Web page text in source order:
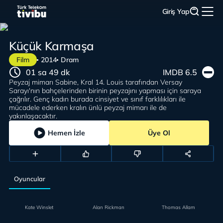
Giriş Yap
Film 2014 Dram
Küçük Karmaşa
Peyzaj mimarı Sabine, Kral 14. Louis tarafından Versay
Sarayı'nın bahçelerinden birinin peyzajını yapması için saraya
çağrılır. Genç kadın burada cinsiyet ve sınıf farklılıkları ile
mücadele ederken kralın ünlü peyzaj mimarı ile de
yakınlaşacaktır.
01 sa 49 dk IMDB 6.5
Hemen İzle Üye Ol
Oyuncular
Kate Winslet Alan Rickman Thomas Allam